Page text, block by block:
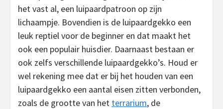
het vast al, een luipaardpatroon op zijn
lichaampje. Bovendien is de luipaardgekko een
leuk reptiel voor de beginner en dat maakt het
ook een populair huisdier. Daarnaast bestaan er
ook zelfs verschillende luipaardgekko’s. Houd er
wel rekening mee dat er bij het houden van een
luipaardgekko een aantal eisen zitten verbonden,
zoals de grootte van het terrarium, de